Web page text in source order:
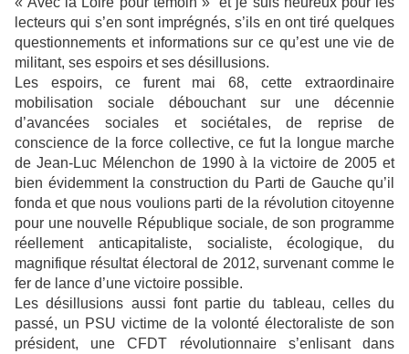
lecteurs qui s’en sont imprégnés, s’ils en ont tiré quelques
questionnements et informations sur ce qu’est une vie de
militant, ses espoirs et ses désillusions.
Les espoirs, ce furent mai 68, cette extraordinaire
mobilisation sociale débouchant sur une décennie
d’avancées sociales et sociétales, de reprise de
conscience de la force collective, ce fut la longue marche
de Jean-Luc Mélenchon de 1990 à la victoire de 2005 et
bien évidemment la construction du Parti de Gauche qu’il
fonda et que nous voulions parti de la révolution citoyenne
pour une nouvelle République sociale, de son programme
réellement anticapitaliste, socialiste, écologique, du
magnifique résultat électoral de 2012, survenant comme le
fer de lance d’une victoire possible.
Les désillusions aussi font partie du tableau, celles du
passé, un PSU victime de la volonté électoraliste de son
président, une CFDT révolutionnaire s’enlisant dans